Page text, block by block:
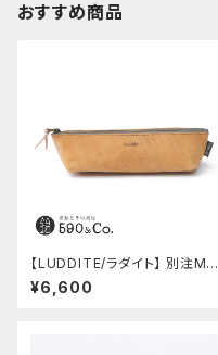
おすすめ商品
【LUDDITE/ラダイト】 別注MAY
Aレザーボートペンケース (コニ
ャック)
¥6,600